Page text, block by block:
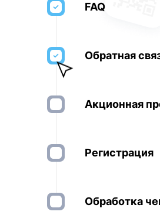
FAQ
Обратная
Акционная
Регистрация
Обработка